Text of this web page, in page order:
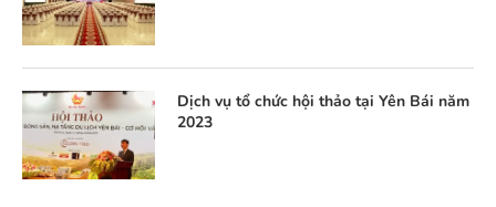
Dịch vụ tổ chức hội thảo tại Yên Bái năm
2023